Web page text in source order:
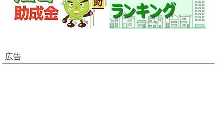
広告